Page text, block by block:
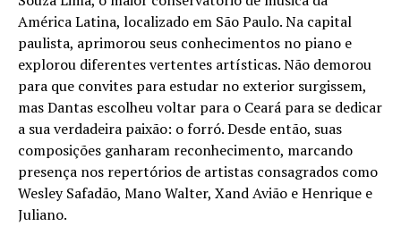
América Latina, localizado em São Paulo. Na capital
paulista, aprimorou seus conhecimentos no piano e
explorou diferentes vertentes artísticas. Não demorou
para que convites para estudar no exterior surgissem,
mas Dantas escolheu voltar para o Ceará para se dedicar
a sua verdadeira paixão: o forró. Desde então, suas
composições ganharam reconhecimento, marcando
presença nos repertórios de artistas consagrados como
Wesley Safadão, Mano Walter, Xand Avião e Henrique e
Juliano.